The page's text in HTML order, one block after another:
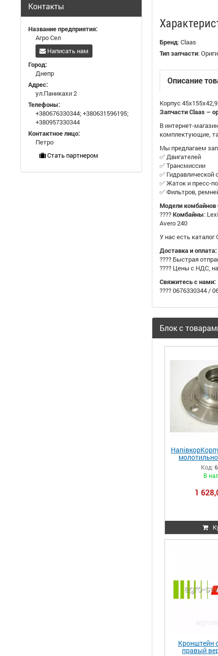
Бренд:Claas
Тип запчасти:
Описание
Корпус
Запчасти Claas –
В интернет-
комплектующие,
Мы предлагаем
✅ Двигателей
✅ Трансмиссии
✅ Гидравлической
✅ Жаток и пресс-
✅ Фильтров,
Модели комбайнов
????Комбайны:
Avero 240
У нас есть
Доставка и оплата:
???? Быстрая
???? Цены с НДС,
Свяжитесь с нами:
???? 0676330344 /
Блок с
Claas
Lexion Код:
В
1
Кронштейн
правый
Контакты
Название предприятия:
Агро Сел
Написать нам
Город:
Днепр
Адрес:
ул.Паникахи 2
Телефоны:
+380676330344;+380631596195;
+380957330344
Контактное лицо:
Петро
Стать партнером